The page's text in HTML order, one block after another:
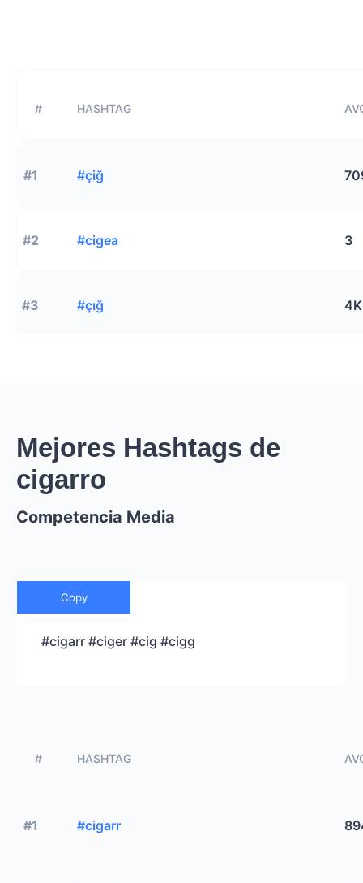
# HASHTAG
#1 #çiğ
#2 #cigea 3
#3 #çığ 4K
Mejores Hashtags de
cigarro
Competencia Media
Copy
#cigarr #ciger #cig #cigg
# HASHTAG
#1 #cigarr